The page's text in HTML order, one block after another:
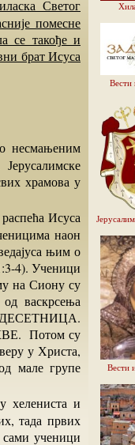
помесне
се такође и
брат Исуса
храмова у
наон
њим о
4). Ученици
на Сиону су
васкрсења
Потом су
у Христа,
мале групе
тада првих
ученици
Вести
Вести